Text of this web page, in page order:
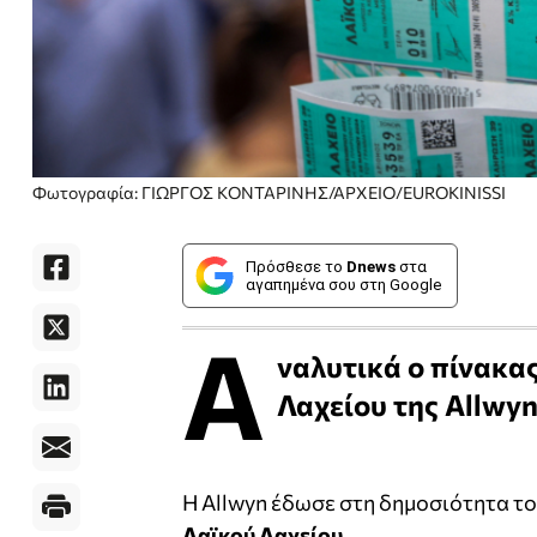
Φωτογραφία: ΓΙΩΡΓΟΣ ΚΟΝΤΑΡΙΝΗΣ/ΑΡΧΕΙΟ/EUROKINISSΙ
Πρόσθεσε το Dnews στα
αγαπημένα σου στη Google
Α ναλυτικά ο
Λαχείου της
Η Allwyn έδωσε στη δημοσιότητα